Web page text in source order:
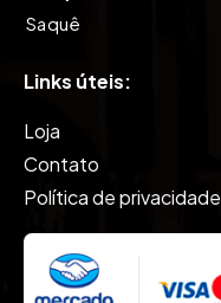
Saquê
Vinho
Vodkas
Whisky
Links úteis:
Loja
Contato
Política de privacidade